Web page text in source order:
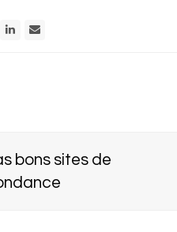
LinkedIn
bons sites de